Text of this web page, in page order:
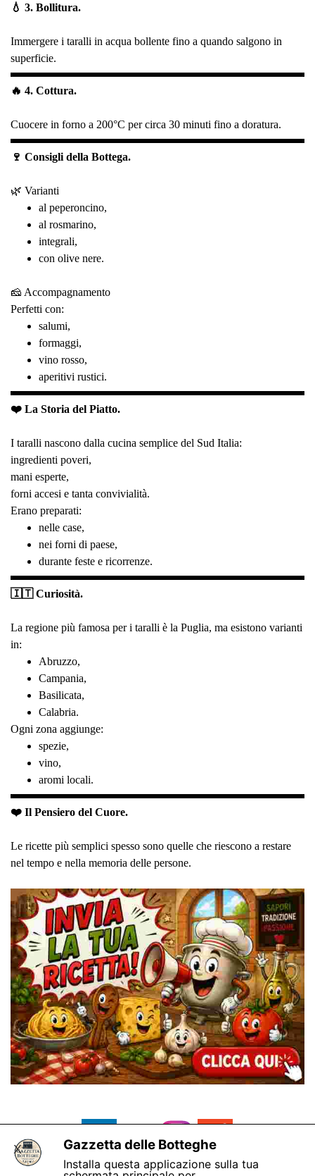
💧 3. Bollitura.
Immergere i taralli in acqua bollente fino a quando salgono in
superficie.
🔥 4. Cottura.
Cuocere in forno a 200°C per circa 30 minuti fino a doratura.
🍷 Consigli della Bottega.
🌿 Varianti
al peperoncino,
al rosmarino,
integrali,
con olive nere.
🧀 Accompagnamento
Perfetti con:
salumi,
formaggi,
vino rosso,
aperitivi rustici.
❤️ La Storia del Piatto.
I taralli nascono dalla cucina semplice del Sud Italia:
ingredienti poveri,
mani esperte,
forni accesi e tanta convivialità.
Erano preparati:
nelle case,
nei forni di paese,
durante feste e ricorrenze.
🇮🇹 Curiosità.
La regione più famosa per i taralli è la Puglia, ma esistono varianti
in:
Abruzzo,
Campania,
Basilicata,
Calabria.
Ogni zona aggiunge:
spezie,
vino,
aromi locali.
❤️ Il Pensiero del Cuore.
Le ricette più semplici spesso sono quelle che riescono a restare
nel tempo e nella memoria delle persone.
Gazzetta delle Botteghe
Installa questa applicazione sulla tua
X